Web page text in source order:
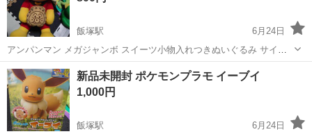
飯塚駅
6月24日
アンパンマン メガジャンボ スイーツ小物入れつきぬいぐるみ サイズ
約縦45cm×横22cm 未使用で袋保管しておりとても美品ですがタグが
とれてしまった為初期のタグはついておりません
福岡 飯塚市 飯塚駅 おもちゃ アンパンマン
新品未開封 ポケモンプラモ イーブイ
1,000円
飯塚駅 6月24日